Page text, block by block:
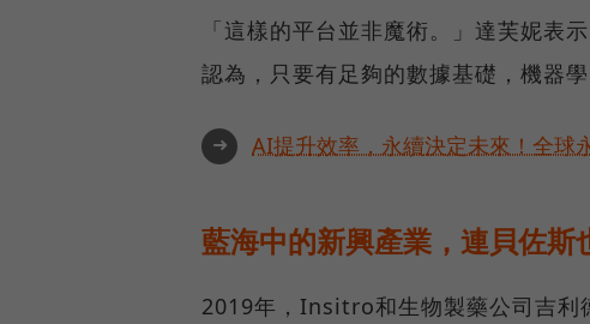
「這樣的平台並非魔術。」達芙妮表
認為，只要有足夠的數據基礎，機器
➜ AI提升效率，永續決定未來！全球
藍海中的新興產業，連貝佐
2019年，Insitro和生物製藥公司吉